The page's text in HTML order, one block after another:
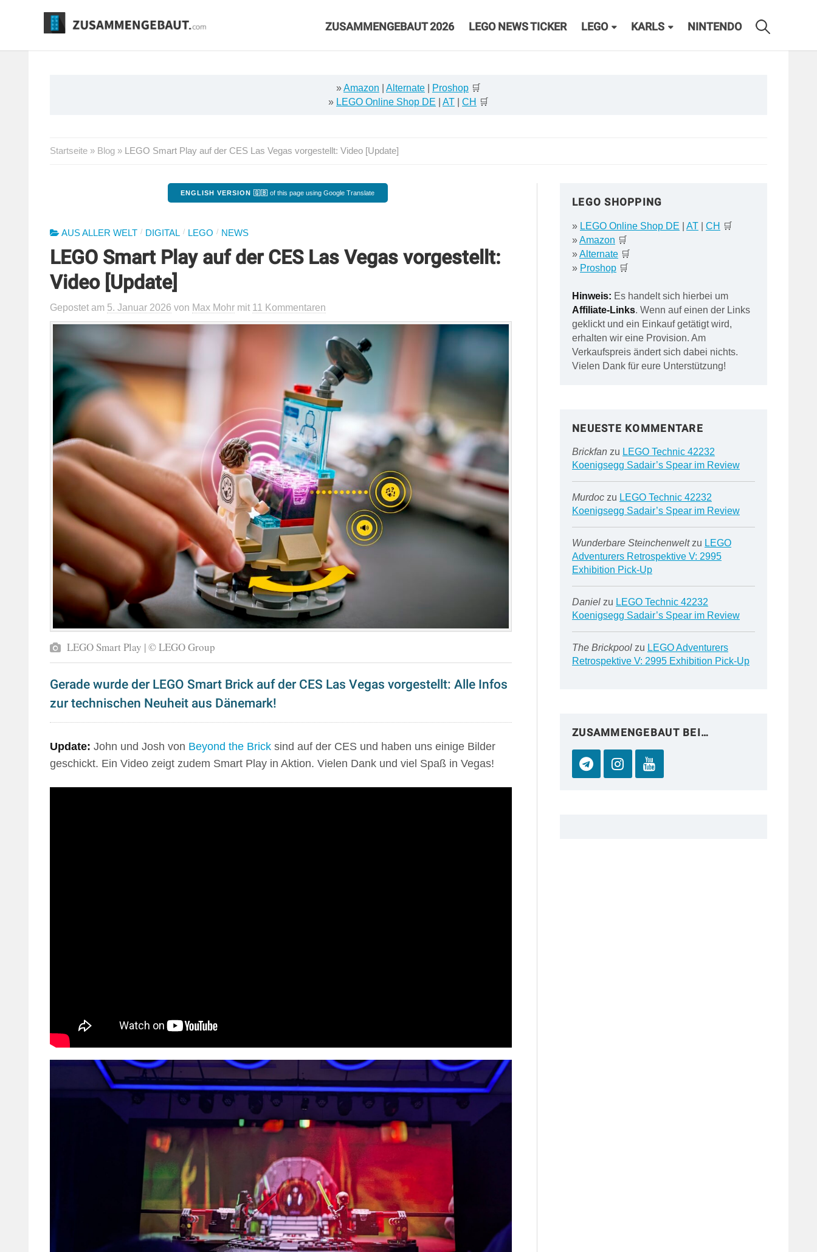
ZUSAMMENGEBAUT 2026 LEGO NEWS TICKER LEGO KARLS NINTENDO
»Amazon Alternate Proshop 🛒
» LEGO Online Shop DE AT CH 🛒
Startseite » Blog » LEGO Smart Play auf der CES Las Vegas vorgestellt: Video [Update]
ENGLISH VERSION 🇬🇧 of this page using Google Translate
AUS ALLER WELT / DIGITAL / LEGO / NEWS
LEGO Smart Play auf der CES Las Vegas vorgestellt:
Video [Update]
Gepostet am 5. Januar 2026 von Max Mohr mit 11 Kommentaren
LEGO Smart Play | © LEGO Group
Gerade wurde der LEGO Smart Brick auf der CES Las Vegas vorgestellt: Alle Infos
zur technischen Neuheit aus Dänemark!
Update: John und Josh von Beyond the Brick sind auf der CES und haben uns einige Bilder
geschickt. Ein Video zeigt zudem Smart Play in Aktion. Vielen Dank und viel Spaß in Vegas!
LEGO SHOPPING
» LEGO Online Shop DE AT| CH 🛒
»Amazon 🛒
»Alternate🛒
» Proshop🛒
Hinweis: Es handelt sich hierbei um
Affiliate-Links. Wenn auf einen der Links
geklickt und ein Einkauf getätigt wird,
erhalten wir eine Provision. Am
Verkaufspreis ändert sich dabei nichts.
Vielen Dank für eure Unterstützung!
NEUESTE KOMMENTARE
Brickfanzu LEGO Technic 42232
Koenigsegg Sadair’s Spear im Review
Murdoczu LEGO Technic 42232
Koenigsegg Sadair’s Spear im Review
Wunderbare Steinchenweltzu LEGO
Adventurers Retrospektive V: 2995
Exhibition Pick-Up
Danielzu LEGO Technic 42232
Koenigsegg Sadair’s Spear im Review
The Brickpoolzu LEGO Adventurers
Retrospektive V: 2995 Exhibition Pick-Up
ZUSAMMENGEBAUT BEI…